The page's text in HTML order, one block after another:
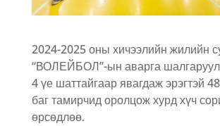
2024-2025 оны хичээлийн жилийн
“ВОЛЕЙБОЛ”-ын аварга
4 үе шаттайгаар явагдаж эрэгтэй
баг тамирчид оролцож хурд хүч
өрсөдлөө.